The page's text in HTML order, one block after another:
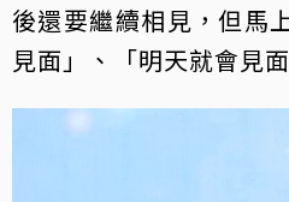
後還要繼續相見，但馬
見面」、「明天就會見